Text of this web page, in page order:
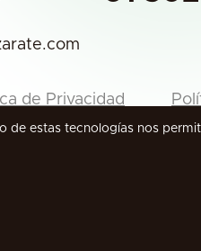
de Privacidad
estas tecnologías nos